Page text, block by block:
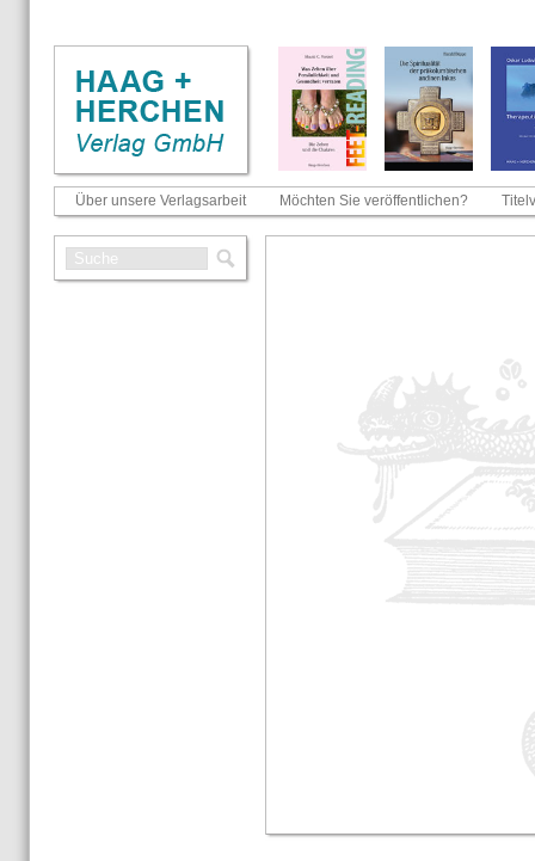
Über unsere Verlagsarbeit Möchten Sie veröffentlichen?